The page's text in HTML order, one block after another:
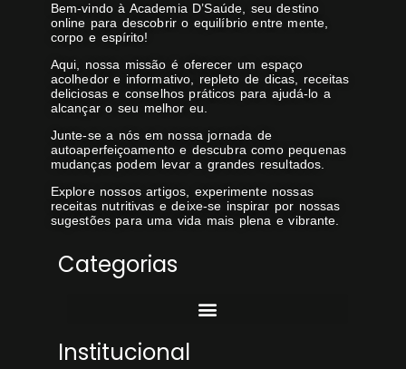
Bem-vindo à Academia D’Saúde, seu destino
online para descobrir o equilíbrio entre mente,
corpo e espírito!
Aqui, nossa missão é oferecer um espaço
acolhedor e informativo, repleto de dicas, receitas
deliciosas e conselhos práticos para ajudá-lo a
alcançar o seu melhor eu.
Junte-se a nós em nossa jornada de
autoaperfeiçoamento e descubra como pequenas
mudanças podem levar a grandes resultados.
Explore nossos artigos, experimente nossas
receitas nutritivas e deixe-se inspirar por nossas
sugestões para uma vida mais plena e vibrante.
Categorias
Institucional